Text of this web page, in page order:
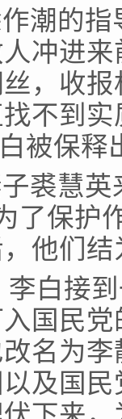
的指
冲进
，收
不到
被保释
慧英
了保护
他们
接到
国民
名为
及国